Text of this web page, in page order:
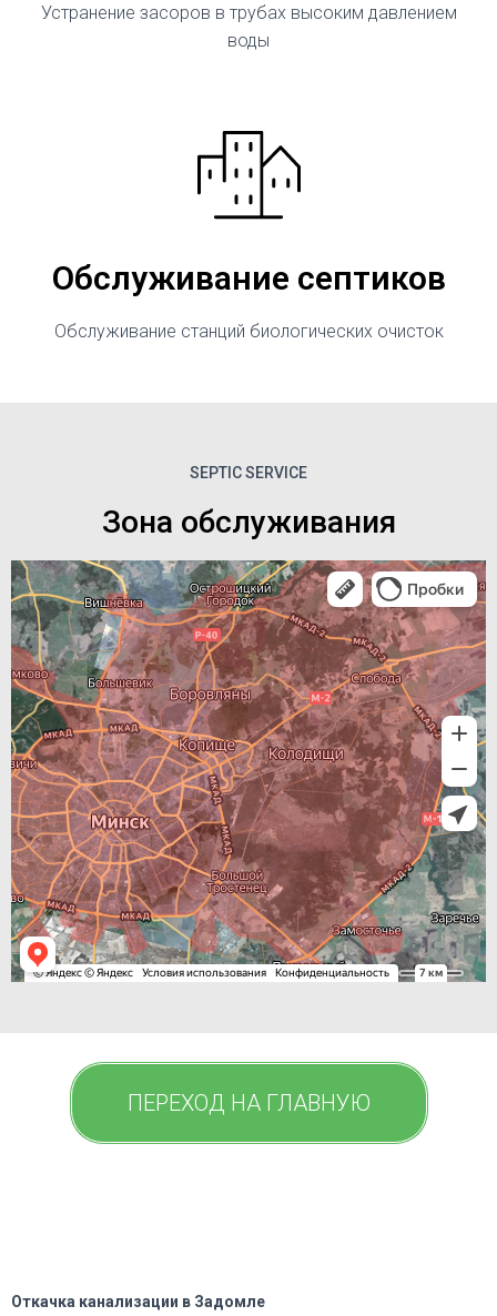
Устранение засоров в трубах высоким давлением
воды
Обслуживание септиков
Обслуживание станций биологических очисток
SEPTIC SERVICE
Зона обслуживания
ПЕРЕХОД НА ГЛАВНУЮ
Откачка канализации в Задомле